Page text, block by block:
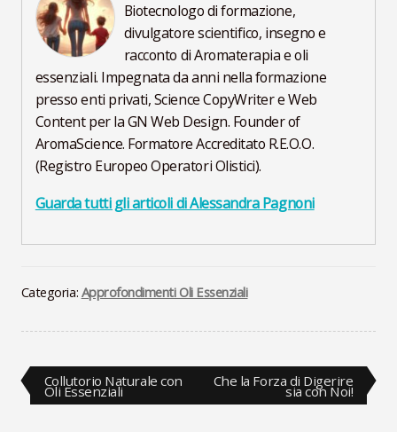
Biotecnologo di formazione,
divulgatore scientifico, insegno e
racconto di Aromaterapia e oli
essenziali. Impegnata da anni nella formazione
presso enti privati, Science CopyWriter e Web
Content per la GN Web Design. Founder of
AromaScience. Formatore Accreditato R.E.O.O.
(Registro Europeo Operatori Olistici).
Guarda tutti gli articoli di Alessandra Pagnoni
Categoria: Approfondimenti Oli Essenziali
Navigazione
articoli
Articolo
precedente:
Collutorio Naturale con
Oli Essenziali
Articolo
successivo:
Che la Forza di Digerire
sia con Noi!